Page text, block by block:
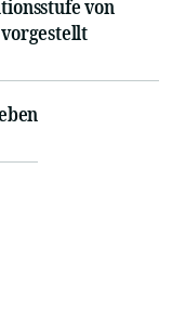
von